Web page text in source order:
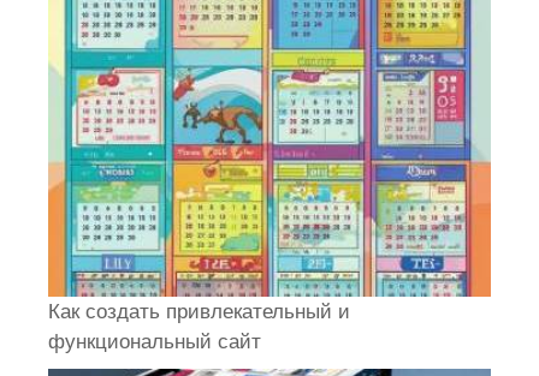
Как создать привлекательный и
функциональный сайт